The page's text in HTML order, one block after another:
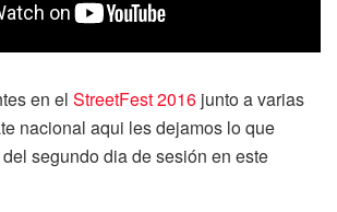
en el StreetFest 2016 junto a varias
nacional aqui les dejamos lo que
segundo dia de sesión en este